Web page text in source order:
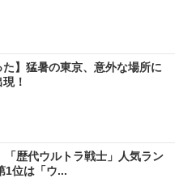
た】猛暑の東京、意外な場所に
！
「歴代ウルトラ戦士」人気ラン
位は「ウ...